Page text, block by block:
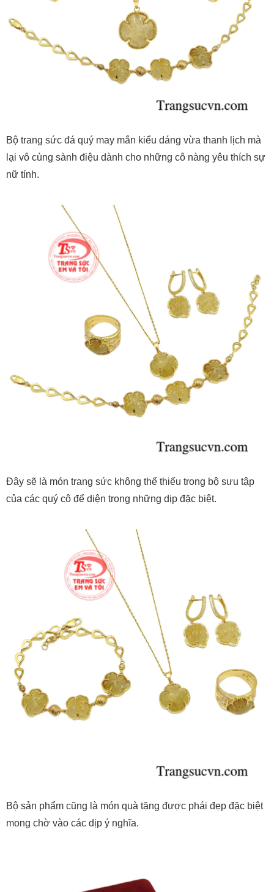
Bộ trang sức đá quý may mắn kiểu dáng vừa thanh lịch mà
lại vô cùng sành điệu dành cho những cô nàng yêu thích sự
nữ tính.
Đây sẽ là món trang sức không thể thiếu trong bộ sưu tập
của các quý cô để diện trong những dịp đặc biệt.
Bộ sản phẩm cũng là món quà tặng được phái đẹp đặc biệt
mong chờ vào các dịp ý nghĩa.